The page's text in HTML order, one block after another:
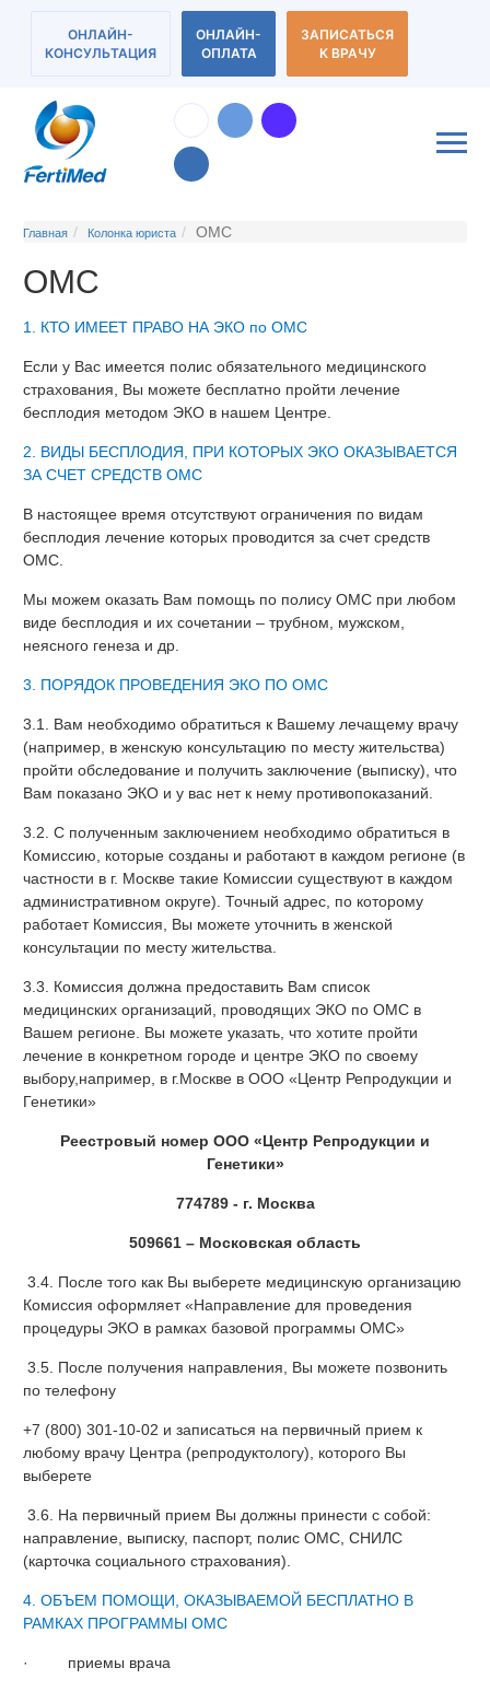
ОНЛАЙН-
КОНСУЛЬТАЦИЯ
ОНЛАЙН-
ОПЛАТА
ЗАПИСАТЬСЯ
К ВРАЧУ
Главная Колонка юриста ОМС
ОМС
1. КТО ИМЕЕТ ПРАВО НА ЭКО по ОМС
Если у Вас имеется полис обязательного медицинского
страхования, Вы можете бесплатно пройти лечение
бесплодия методом ЭКО в нашем Центре.
2. ВИДЫ БЕСПЛОДИЯ, ПРИ КОТОРЫХ ЭКО ОКАЗЫВАЕТСЯ
ЗА СЧЕТ СРЕДСТВ ОМС
В настоящее время отсутствуют ограничения по видам
бесплодия лечение которых проводится за счет средств
ОМС.
Мы можем оказать Вам помощь по полису ОМС при любом
виде бесплодия и их сочетании – трубном, мужском,
неясного генеза и др.
3. ПОРЯДОК ПРОВЕДЕНИЯ ЭКО ПО ОМС
3.1. Вам необходимо обратиться к Вашему лечащему врачу
(например, в женскую консультацию по месту жительства)
пройти обследование и получить заключение (выписку), что
Вам показано ЭКО и у вас нет к нему противопоказаний.
3.2. С полученным заключением необходимо обратиться в
Комиссию, которые созданы и работают в каждом регионе (в
частности в г. Москве такие Комиссии существуют в каждом
административном округе). Точный адрес, по которому
работает Комиссия, Вы можете уточнить в женской
консультации по месту жительства.
3.3. Комиссия должна предоставить Вам список
медицинских организаций, проводящих ЭКО по ОМС в
Вашем регионе. Вы можете указать, что хотите пройти
лечение в конкретном городе и центре ЭКО по своему
выбору,например, в г.Москве в ООО «Центр Репродукции и
Генетики»
Реестровый номер ООО «Центр Репродукции и
Генетики»
774789 - г. Москва
509661 – Московская область
3.4. После того как Вы выберете медицинскую организацию
Комиссия оформляет «Направление для проведения
процедуры ЭКО в рамках базовой программы ОМС»
3.5. После получения направления, Вы можете позвонить
по телефону
+7 (800) 301-10-02 и записаться на первичный прием к
любому врачу Центра (репродуктологу), которого Вы
выберете
3.6. На первичный прием Вы должны принести с собой:
направление, выписку, паспорт, полис ОМС, СНИЛС
(карточка социального страхования).
4. ОБЪЕМ ПОМОЩИ, ОКАЗЫВАЕМОЙ БЕСПЛАТНО В
РАМКАХ ПРОГРАММЫ ОМС
· приемы врача